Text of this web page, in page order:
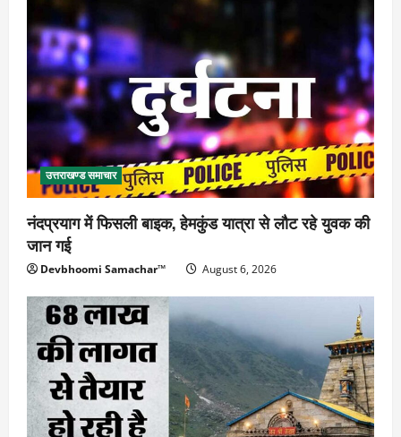
उत्तराखण्ड समाचार
नंदप्रयाग में फिसली बाइक, हेमकुंड यात्रा से लौट रहे युवक की
जान गई
Devbhoomi Samachar™ August 6, 2026